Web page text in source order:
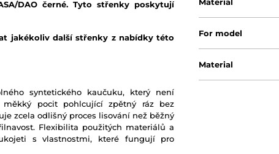
DAO černé. Tyto střenky poskytují
jakékoliv další střenky z nabídky této
syntetického kaučuku, který není
pocit pohlcující zpětný ráz bez
zcela odlišný proces lisování než běžný
Flexibilita použitých materiálů a
s vlastnostmi, které fungují pro
For model
Material